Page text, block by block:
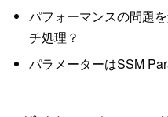
パフォーマンスの問題
チ処理？
パラメーターはSSM